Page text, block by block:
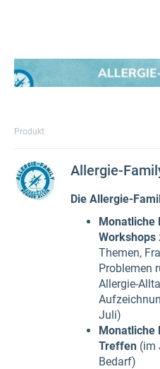
Produkt
Allergie-
Die Allergie-
Monatliche
Workshops
Themen,
Problemen
Allergie-
Juli)
Monatliche
Treffen (im
Bedarf)